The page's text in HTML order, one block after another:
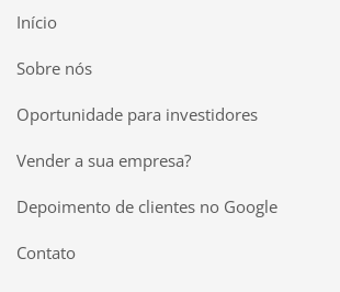
Início
Sobre nós
Oportunidade para investidores
Vender a sua empresa?
Depoimento de clientes no Google
Contato